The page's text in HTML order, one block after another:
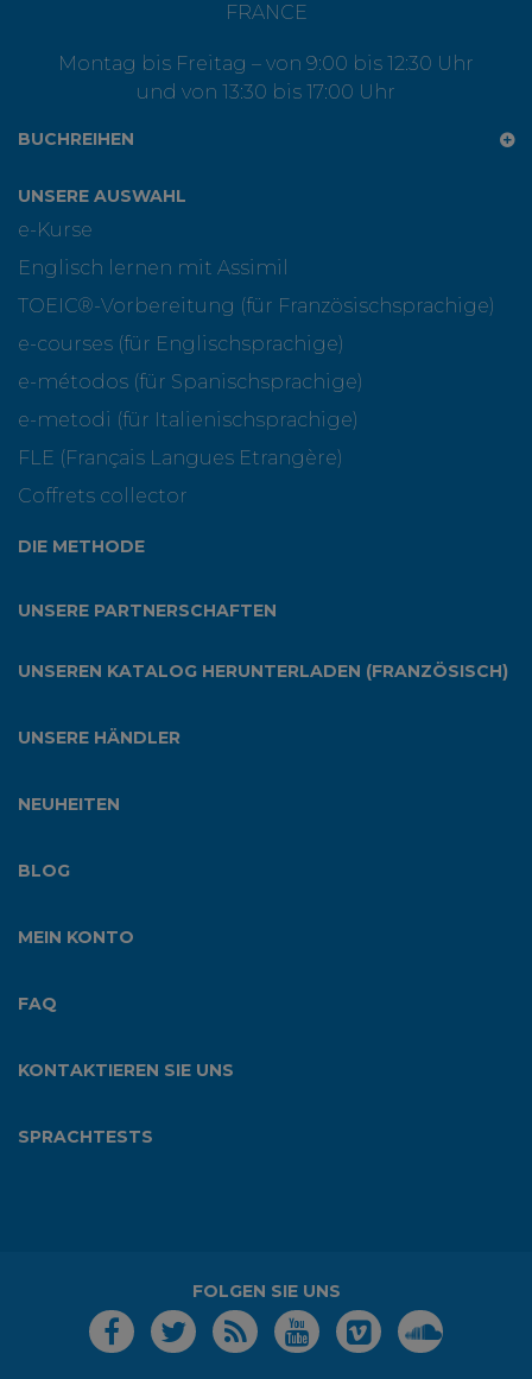
FRANCE
Montag bis Freitag – von 9:00 bis 12:30 Uhr
und von 13:30 bis 17:00 Uhr
BUCHREIHEN
UNSERE AUSWAHL
e-Kurse
Englisch lernen mit Assimil
TOEIC®-Vorbereitung (für Französischsprachige)
e-courses (für Englischsprachige)
e-métodos (für Spanischsprachige)
e-metodi (für Italienischsprachige)
FLE (Français Langues Etrangère)
Coffrets collector
DIE METHODE
UNSERE PARTNERSCHAFTEN
UNSEREN KATALOG HERUNTERLADEN (FRANZÖSISCH)
UNSERE HÄNDLER
NEUHEITEN
BLOG
MEIN KONTO
FAQ
KONTAKTIEREN SIE UNS
SPRACHTESTS
FOLGEN SIE UNS